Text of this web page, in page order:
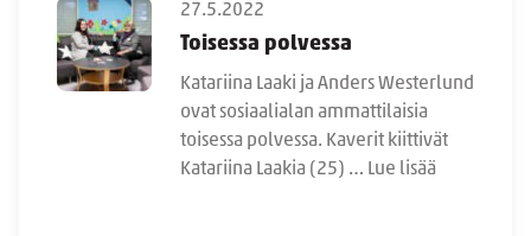
27.5.2022
Toisessa polvessa
Katariina Laaki ja Anders Westerlund
ovat sosiaalialan ammattilaisia
toisessa polvessa. Kaverit kiittivät
Katariina Laakia (25) … Lue lisää